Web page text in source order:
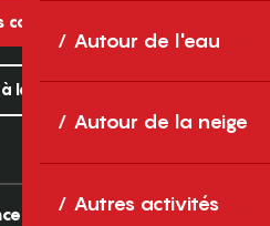
Autour de l'eau
Autour de la neige
Autres activités
contacter
la newsletter
Europe